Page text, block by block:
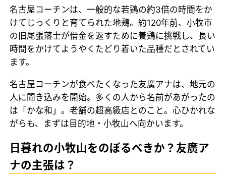
名古屋コーチンは、一般的な若鶏の約3倍の時間をか
けてじっくりと育てられた地鶏。約120年前、小牧市
の旧尾張藩士が借金を返すために養鶏に挑戦し、長い
時間をかけてようやくたどり着いた品種だとされてい
ます。
名古屋コーチンが食べたくなった友廣アナは、地元の
人に聞き込みを開始。多くの人から名前があがったの
は「かな和」。老舗の超高級店とのこと。心ひかれな
がらも、まずは目的地・小牧山へ向かいます。
日暮れの小牧山をのぼるべきか？友廣ア
ナの主張は？